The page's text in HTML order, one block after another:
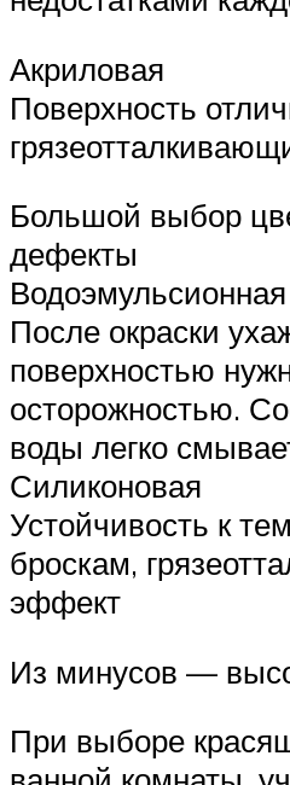
Акриловая
Поверхность
Большой выбор
дефекты
Водоэмульсионная
После окраски
поверхностью
осторожностью.
воды легко
Силиконовая
Устойчивость к
броскам,
эффект
Из минусов —
При выборе